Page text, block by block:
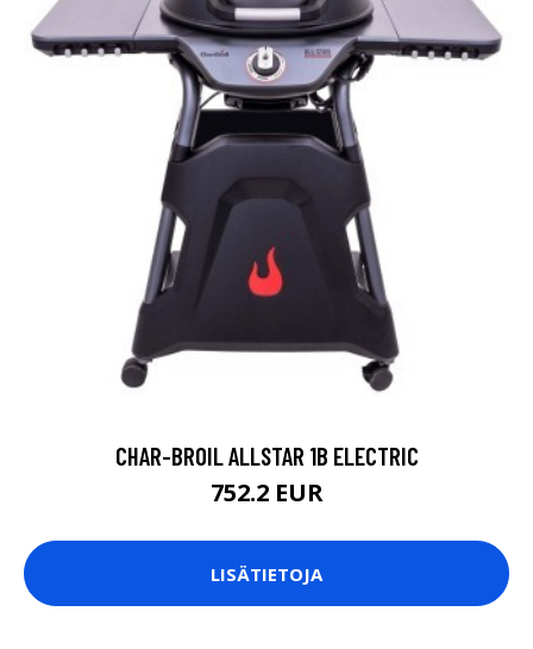
CHAR-BROIL ALLSTAR 1B ELECTRIC
752.2 EUR
LISÄTIETOJA